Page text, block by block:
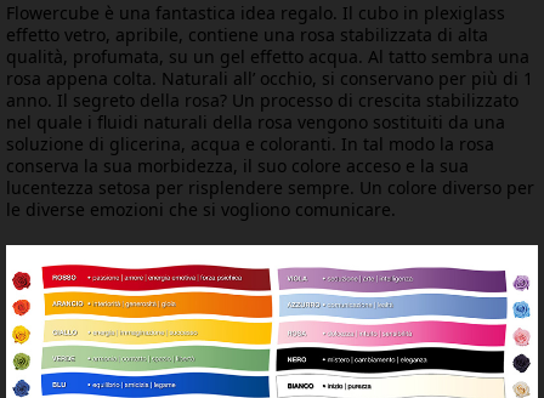
Flowercube è una fantastica idea regalo. Il cubo in plexiglass
effetto vetro, apribile, contiene una rosa stabilizzata di alta
qualità, profumata, su un gel effetto acqua. Al tatto sembra una
rosa appena colta. Naturali all’ occhio, si conservano per più di 1
anno. Il segreto della rosa? Un processo di crescita stabilizzato
nel quale i fluidi naturali della rosa vengono sostituiti da una
soluzione di glicerina, acqua e coloranti. In tal modo la rosa
conserva la sua morbidezza, il suo colore acceso e la sua
lucentezza setosa per risplendere sempre. Un colore diverso per
le diverse emozioni che si vogliono comunicare.